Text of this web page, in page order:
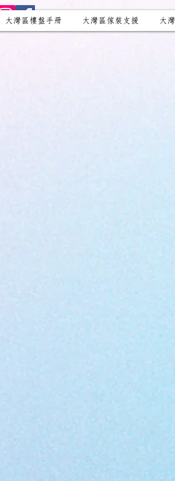
大灣區樓盤手冊 大灣區傢裝支援 大